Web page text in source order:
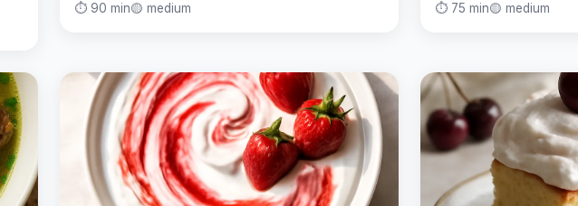
⏱️ 90 min🟡 medium ⏱️ 75 min🟡 medium